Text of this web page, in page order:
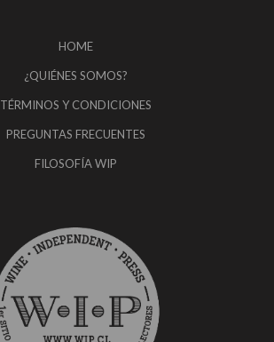
HOME
¿QUIÉNES SOMOS?
TÉRMINOS Y CONDICIONES
PREGUNTAS FRECUENTES
FILOSOFÍA WIP